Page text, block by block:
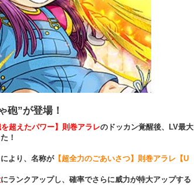
砲”が登場！
を超えたパワー】則巻アラレのドッカン覚醒後、LV最大
！
より、名称が【超全力のごあいさつ】則巻アラレ【U
にランクアップし、確率でさらに威力が特大アップする